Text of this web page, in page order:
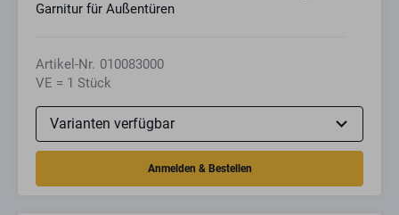
Garnitur für Außentüren
Artikel-Nr. 010083000
VE = 1 Stück